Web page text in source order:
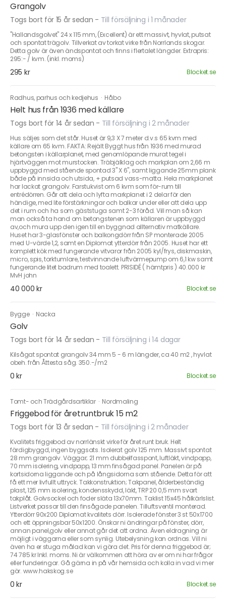
Grangolv
Togs bort för 15 år sedan - Till försäljning i 1 månader
"Hallandsgolvet" 24 x 115 mm, (Excellent) är ett massivt, hyvlat, putsat
och spontat trägolv. Tillverkat av torkat virke från Norrlands skogar.
Detta golv är även ändspontat och finns i flertalet längder. Extrapris:
295:- / kvm. (inkl. moms)
295 kr Blocket.se
Radhus, parhus och kedjehus · Håbo
Helt hus från 1936 med källare
Togs bort för 14 år sedan - Till försäljning i 2 månader
Hus säljes som det står. Huset är 9,3 X 7 meter d.v.s 65 kvm med
källare om 65 kvm. FAKTA: Rejält Byggt hus från 1936 med murad
betongsten i källarplanet, med genomlöpande murat tegel i
hjärtväggen mot murstocken. Träbjälklag och markplan om 2,66 m
uppbyggd med stående spontad 3" X 6", samt liggande 25mm plank
både på innsida och utsida, + putsad vass-matta. Hela markplanet
har lackat grangolv. Farstukvist om 6 kvm som för-rum till
entrédörren. Går att dela och lyfta markplanet i 2 delar för den
händige, med lite förstärkningar och balkar under eller att dela upp
det i rum och ha som gäststuga samt 2-3 föråd. Vill man så kan
man också ta hand om betongstenen som källaren är uppbyggd
av,och mura upp den igen till en byggnad allternativ matkällare.
Huset har 3-glasfönster och balkongdörr från SP monterade 2005
med U-värde 1,2, samt en Diplomat ytterdörr från 2005. Huset har ett
komplett kök med fungerande vitvaror från 2005 kyl/frys, diskmaskin,
micro, spis, torktumlare, testvinnande luftvärmepump om 6,1 kw samt
fungerande litet badrum med toalett. PRISIDÉ ( hämtpris ) 40.000 kr
MvH john
40 000 kr Blocket.se
Bygge · Nacka
Golv
Togs bort för 14 år sedan - Till försäljning i 14 dagar
Kilsågat spontat grangolv 34 mm 5 - 6 m längder, ca 40 m2 , hyvlat
obeh. från Åttesta såg. 350.-/m2
0 kr Blocket.se
Tomt- och Trädgårdsartiklar · Nordmaling
Friggebod för åretruntbruk 15 m2
Togs bort för 13 år sedan - Till försäljning i 2 månader
Kvalitets friggebod av norrlänskt virke för året runt bruk. Helt
färdigbyggd, ingen byggsats. Isolerat golv 125 mm. Massivt spontat
28 mm grangolv. Väggar; 21 mm dubbelfasspont, luftläkt, vindpapp,
70 mm isolering, vindpapp, 13 mm finsågad panel. Panelen är på
kortsidorna liggande och på långsidorna som stående. Detta för att
få ett mer livfullt uttryck. Takkonstruktion; Takpanel, ålderbeständig
plast, 125 mm isolering, kondensskydd, läkt, TRP 20 0,5 mm svart
takplåt. Golvsockel och foder släta 13x70mm. Taklist 15x45 hålkärlslist.
Listverket passar till den finsågade panelen. Tilluftsventil monterad.
Ytterdörr 90x200 Diplomat kvalitets dörr. Isolerade fönster 3 st 50x1700
och ett öppningsbar 50x1200. Önskar ni ändringar på fönster, dörr,
annan panel,golv eller annat går det att ordna. Även eldragning är
möjligt i väggarna eller som synlig. Utebelysning kan ordnas. Vill ni
även ha er stuga målad kan vi göra det. Pris för denna friggebod är;
74 785 kr Inkl. moms. Ni är välkommen att höra av er om ni har frågor
eller funderingar. Gå gärna in på vår hemsida och kolla in vad vi mer
gör. www.hakskog.se
0 kr Blocket.se